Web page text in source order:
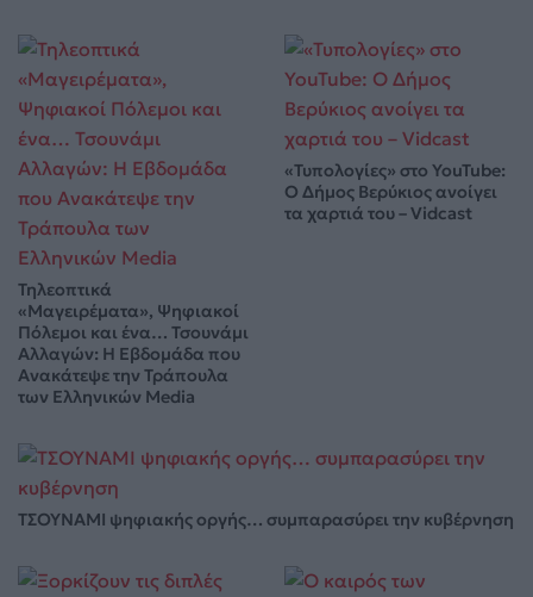
Τηλεοπτικά
«Μαγειρέματα», Ψηφιακοί
Πόλεμοι και ένα… Τσουνάμι
Αλλαγών: Η Εβδομάδα που
Ανακάτεψε την Τράπουλα
των Ελληνικών Media
«Τυπολογίες» στο YouTube:
Ο Δήμος Βερύκιος ανοίγει
τα χαρτιά του – Vidcast
ΤΣΟΥΝΑΜΙ ψηφιακής οργής… συμπαρασύρει την κυβέρνηση